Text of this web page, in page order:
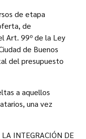
de etapa
de
Art. 99º de la Ley
de Buenos
del presupuesto
a aquellos
una vez
LA INTEGRACIÓN DE